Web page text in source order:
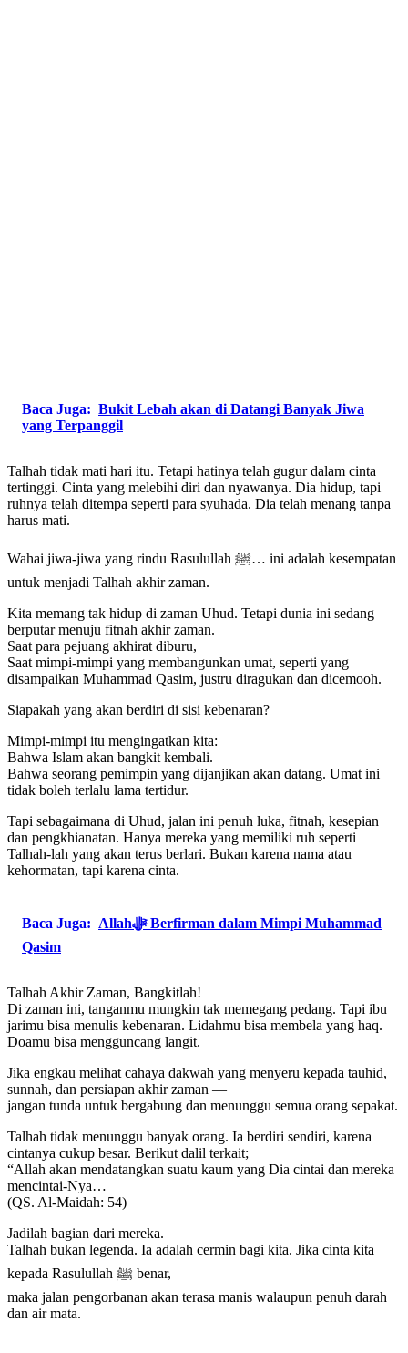
Baca Juga: Bukit Lebah akan di Datangi Banyak Jiwa
yang Terpanggil
Talhah tidak mati hari itu. Tetapi hatinya telah gugur dalam cinta
tertinggi. Cinta yang melebihi diri dan nyawanya. Dia hidup, tapi
ruhnya telah ditempa seperti para syuhada. Dia telah menang tanpa
harus mati.
Wahai jiwa-jiwa yang rindu Rasulullah ﷺ… ini adalah kesempatan
untuk menjadi Talhah akhir zaman.
Kita memang tak hidup di zaman Uhud. Tetapi dunia ini sedang
berputar menuju fitnah akhir zaman.
Saat para pejuang akhirat diburu,
Saat mimpi-mimpi yang membangunkan umat, seperti yang
disampaikan Muhammad Qasim, justru diragukan dan dicemooh.
Siapakah yang akan berdiri di sisi kebenaran?
Mimpi-mimpi itu mengingatkan kita:
Bahwa Islam akan bangkit kembali.
Bahwa seorang pemimpin yang dijanjikan akan datang. Umat ini
tidak boleh terlalu lama tertidur.
Tapi sebagaimana di Uhud, jalan ini penuh luka, fitnah, kesepian
dan pengkhianatan. Hanya mereka yang memiliki ruh seperti
Talhah-lah yang akan terus berlari. Bukan karena nama atau
kehormatan, tapi karena cinta.
Baca Juga: Allahﷻ Berfirman dalam Mimpi Muhammad
Qasim
Talhah Akhir Zaman, Bangkitlah!
Di zaman ini, tanganmu mungkin tak memegang pedang. Tapi ibu
jarimu bisa menulis kebenaran. Lidahmu bisa membela yang haq.
Doamu bisa mengguncang langit.
Jika engkau melihat cahaya dakwah yang menyeru kepada tauhid,
sunnah, dan persiapan akhir zaman —
jangan tunda untuk bergabung dan menunggu semua orang sepakat.
Talhah tidak menunggu banyak orang. Ia berdiri sendiri, karena
cintanya cukup besar. Berikut dalil terkait;
“Allah akan mendatangkan suatu kaum yang Dia cintai dan mereka
mencintai-Nya…
(QS. Al-Maidah: 54)
Jadilah bagian dari mereka.
Talhah bukan legenda. Ia adalah cermin bagi kita. Jika cinta kita
kepada Rasulullah ﷺ benar,
maka jalan pengorbanan akan terasa manis walaupun penuh darah
dan air mata.